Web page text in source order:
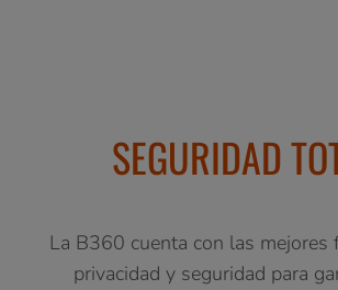
SEGURIDAD
La B360 cuenta con las mejores
privacidad y seguridad para